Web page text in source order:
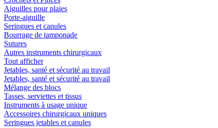
Aiguilles pour plaies
Porte-aiguille
Seringues et canules
Bourrage de tamponade
Sutures
Autres instruments chirurgicaux
Tout afficher
Jetables, santé et sécurité au travail
Jetables, santé et sécurité au travail
Mélange des blocs
Tasses, serviettes et tissus
Instruments à usage unique
Accessoires chirurgicaux uniques
Seringues jetables et canules